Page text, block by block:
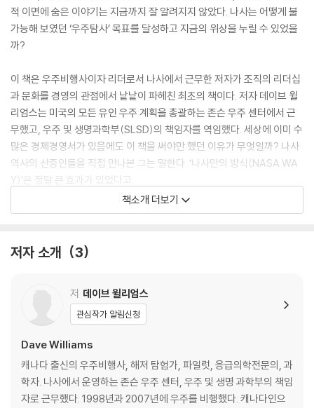
적 이면에 숨은 이야기는 지금까지 잘 알려지지 않았다. 나사는 어떻게 불
가능해 보였던 ‘우주탐사’ 목표를 달성하고 지금의 위상을 누릴 수 있었을
까?
이 책은 우주비행사이자 리더로서 나사에서 근무한 저자가 조직의 리더십
과 문화를 경영의 관점에서 낱낱이 파헤친 최초의 책이다. 저자 데이브 윌
리엄스는 미국의 모든 유인 우주 계획을 총괄하는 존슨 우주 센터에서 근
무했고, 우주 및 생명과학부(SLSD)의 책임자를 역임했다. 세상에 이미 수
많은 경제경영서가 있음에도 이 책을 써야만 했던 이유가 무엇일까? 나사
역사의 산증인들을 직접 만나본 그는 말한다. ‘나사만의 방식(NASA WA
Y)’은 정말 큰 효과가 있었다고.
대부분의 조직이 변화와 실패를 꺼리지만, 나사는 언제나 위험 부담이 큰
음에 실패했다고 해서 결코 좌절하거나 멈추지 않았다. 오히려 과거의 경
고 조직의 비밀이 궁금한가? 바로 여기서 나사만의 일하는 방식과 인사이
책소개 더보기
저자 소개 3
저 데이브 윌리엄스
관심작가 알림신청
Dave Williams
캐나다 출신의 우주비행사, 해저 탐험가, 파일럿, 응급의학전문의, 과
학자. 나사에서 운영하는 존슨 우주 센터, 우주 및 생명 과학부의 책임
자로 근무했다. 1998년과 2007년에 우주를 비행했다. 캐나다인으